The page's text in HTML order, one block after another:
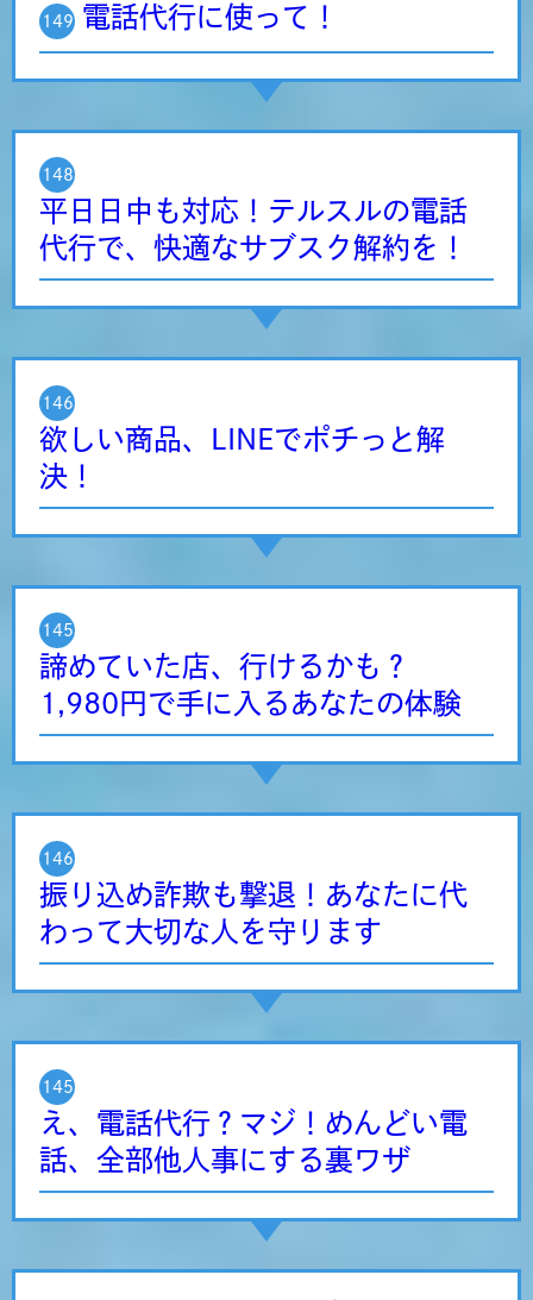
149 電話代行に使って！
148
平日日中も対応！テルスルの電話
代行で、快適なサブスク解約を！
146
欲しい商品、LINEでポチっと解
決！
145
諦めていた店、行けるかも？
1,980円で手に入るあなたの体験
146
振り込め詐欺も撃退！あなたに代
わって大切な人を守ります
145
え、電話代行？マジ！めんどい電
話、全部他人事にする裏ワザ